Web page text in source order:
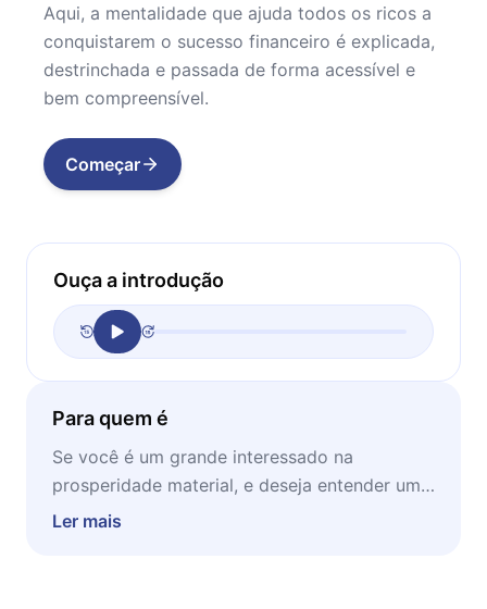
Aqui, a mentalidade que ajuda todos os ricos a
conquistarem o sucesso financeiro é explicada,
destrinchada e passada de forma acessível e
bem compreensível.
Começar
Ouça a introdução
Para quem é
Se você é um grande interessado na
prosperidade material, e deseja entender um
pouco mais sobre como "chegar lá", esse livro
Ler mais